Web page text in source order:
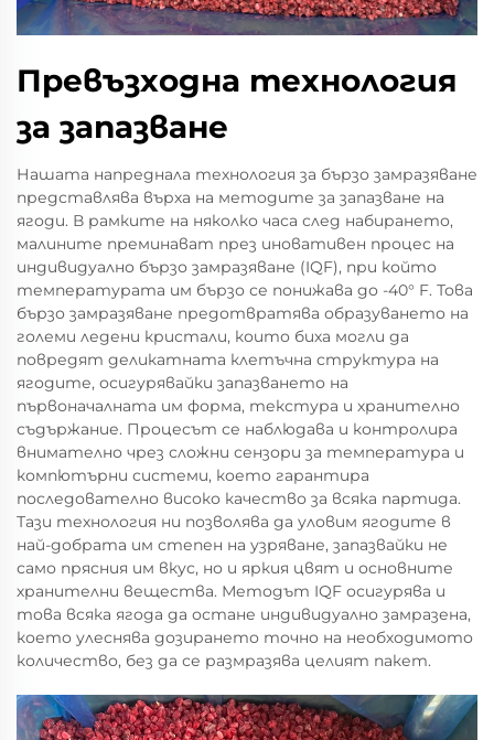
Превъзходна технология
за запазване
Нашата напреднала технология за бързо замразяване
представлява върха на методите за запазване на
ягоди. В рамките на няколко часа след набирането,
малините преминават през иновативен процес на
индивидуално бързо замразяване (IQF), при който
температурата им бързо се понижава до -40° F. Това
бързо замразяване предотвратява образуването на
големи ледени кристали, които биха могли да
повредят деликатната клетъчна структура на
ягодите, осигурявайки запазването на
първоначалната им форма, текстура и хранително
съдържание. Процесът се наблюдава и контролира
внимателно чрез сложни сензори за температура и
компютърни системи, което гарантира
последователно високо качество за всяка партида.
Тази технология ни позволява да уловим ягодите в
най-добрата им степен на узряване, запазвайки не
само прясния им вкус, но и яркия цвят и основните
хранителни вещества. Методът IQF осигурява и
това всяка ягода да остане индивидуално замразена,
което улеснява дозирането точно на необходимото
количество, без да се размразява целият пакет.